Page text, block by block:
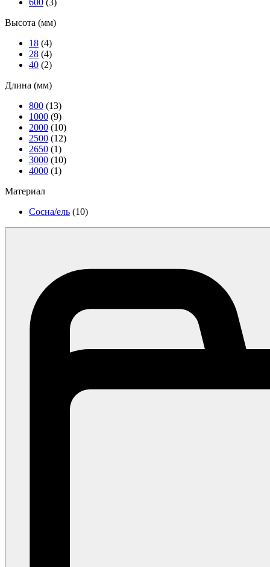
600 (3)
Высота (мм)
18 (4)
28 (4)
40 (2)
Длина (мм)
800 (13)
1000 (9)
2000 (10)
2500 (12)
2650 (1)
3000 (10)
4000 (1)
Материал
Сосна/ель (10)